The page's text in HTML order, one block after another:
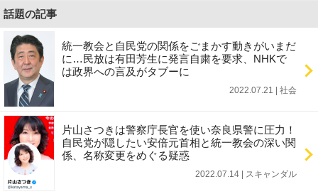
話題の記事
統一教会と自民党の関係をごまかす動きがいまだ
に…民放は有田芳生に発言自粛を要求、NHKで
は政界への言及がタブーに
2022.07.21 | 社会
片山さつきは警察庁長官を使い奈良県警に圧力！
自民党が隠したい安倍元首相と統一教会の深い関
係、名称変更をめぐる疑惑
2022.07.14 | スキャンダル